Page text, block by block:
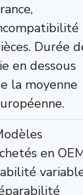
Durée
en dessous
la moyenne
en